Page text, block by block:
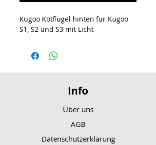
Kugoo Kotflügel hinten für Kugoo
S1, S2 und S3 mit Licht
Info
Über uns
AGB
Datenschutzerklärung